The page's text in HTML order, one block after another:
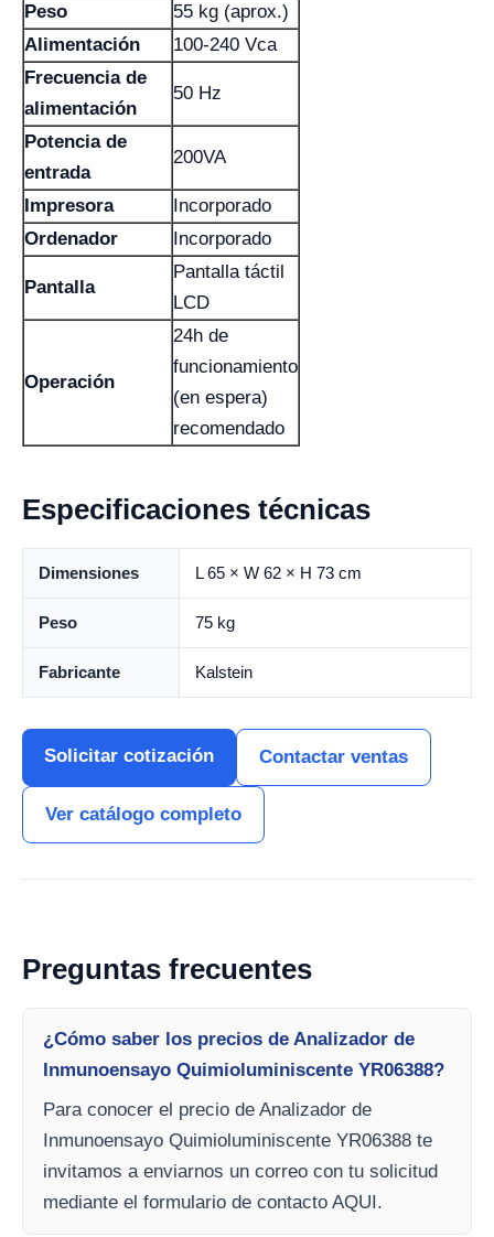
Peso
55 kg (aprox.)
Alimentación
100-240 Vca
Frecuencia de
alimentación
50 Hz
Potencia de
entrada
200VA
Impresora
Incorporado
Ordenador
Incorporado
Pantalla
Pantalla táctil
LCD
Operación
24h de
funcionamiento
(en espera)
recomendado
Especificaciones técnicas
Dimensiones L 65 × W 62 × H 73 cm
Peso 75 kg
Fabricante Kalstein
Solicitar cotización Contactar ventas
Ver catálogo completo
Preguntas frecuentes
¿Cómo saber los precios de Analizador de
Inmunoensayo Quimioluminiscente YR06388?
Para conocer el precio de Analizador de
Inmunoensayo Quimioluminiscente YR06388 te
invitamos a enviarnos un correo con tu solicitud
mediante el formulario de contacto AQUI.